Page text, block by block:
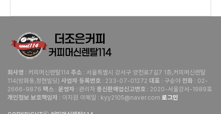
회사명 : 커피머신렌탈114 주소 : 서울특별시 강서구 양천로7길7 1층,커피머신렌탈
114(방화동,정현빌딩) 사업자 등록번호 : 233-07-01272 대표 : 구순아 전화 : 02-
2666-9876 팩스 : 운영자 : 관리자 통신판매업신고번호 : 2020-서울강서-1989호
개인정보 보호책임자 : 이지원 이메일 : kyy2105@naver.com 로그인